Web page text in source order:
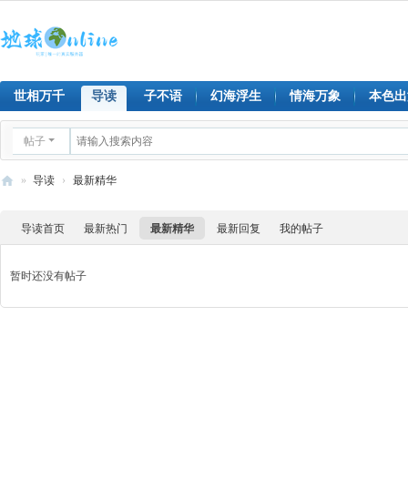
世相万千 导读 子不语 幻海浮生 情海万象 本色
帖子
lin
e
» 导读 › 最新精华
导读首页 最新热门 最新精华 最新回复 我的帖子
暂时还没有帖子